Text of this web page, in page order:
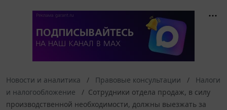
Новости и аналитика Правовые консультации
Налоги
и налогообложение
Сотрудники отдела продаж, в силу
производственной необходимости, должны выезжать за